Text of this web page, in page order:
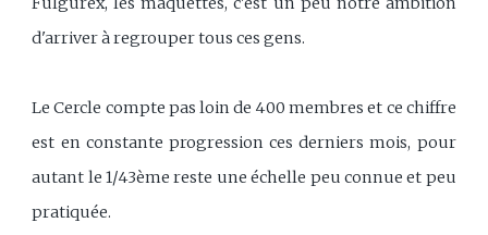
d'arriver à regrouper tous ces gens.
Le Cercle compte pas loin de 400 membres et ce chiffre
est en constante progression ces derniers mois, pour
autant le 1/43ème reste une échelle peu connue et peu
pratiquée.